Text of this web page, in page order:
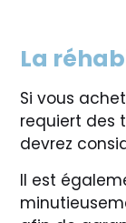
La
Si vous
requiert des
devrez
Il est